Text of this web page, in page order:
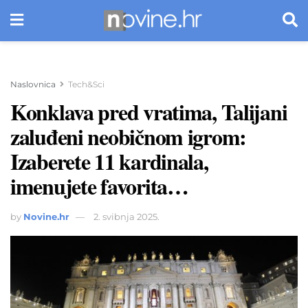
Naslovnica Tech&Sci
Konklava pred vratima, Talijani
zaluđeni neobičnom igrom:
Izaberete 11 kardinala,
imenujete favorita…
by Novine.hr 2. svibnja 2025.